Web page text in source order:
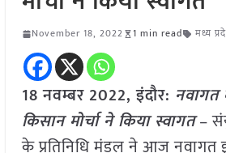
November 18, 2022 1 min read मध्य
18 नवम्बर 2022, इंदौर:
किसान मोर्चा ने किया स्वागत–